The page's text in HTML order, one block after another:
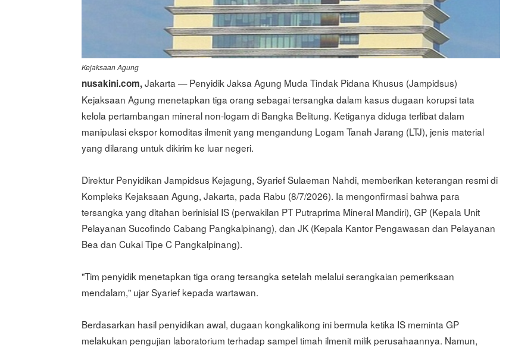
Kejaksaan Agung
nusakini.com,Jakarta — Penyidik Jaksa Agung Muda Tindak Pidana Khusus (Jampidsus)
Kejaksaan Agung menetapkan tiga orang sebagai tersangka dalam kasus dugaan korupsi tata
kelola pertambangan mineral non-logam di Bangka Belitung. Ketiganya diduga terlibat dalam
manipulasi ekspor komoditas ilmenit yang mengandung Logam Tanah Jarang (LTJ), jenis material
yang dilarang untuk dikirim ke luar negeri.
Direktur Penyidikan Jampidsus Kejagung, Syarief Sulaeman Nahdi, memberikan keterangan resmi di
Kompleks Kejaksaan Agung, Jakarta, pada Rabu (8/7/2026). Ia mengonfirmasi bahwa para
tersangka yang ditahan berinisial IS (perwakilan PT Putraprima Mineral Mandiri), GP (Kepala Unit
Pelayanan Sucofindo Cabang Pangkalpinang), dan JK (Kepala Kantor Pengawasan dan Pelayanan
Bea dan Cukai Tipe C Pangkalpinang).
"Tim penyidik menetapkan tiga orang tersangka setelah melalui serangkaian pemeriksaan
mendalam," ujar Syarief kepada wartawan.
Berdasarkan hasil penyidikan awal, dugaan kongkalikong ini bermula ketika IS meminta GP
melakukan pengujian laboratorium terhadap sampel timah ilmenit milik perusahaannya. Namun,